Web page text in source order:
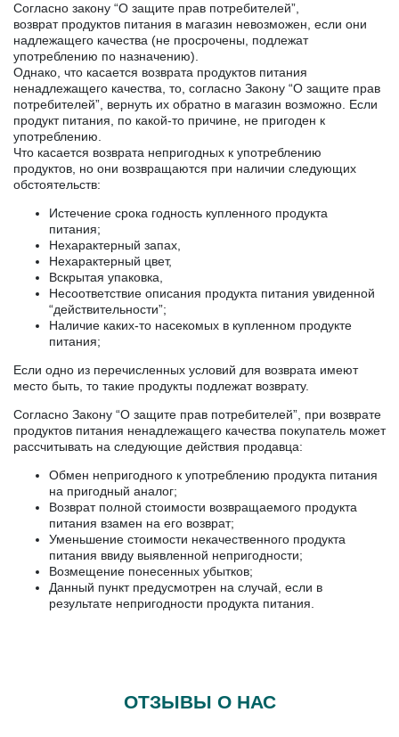
Согласно закону “О защите прав потребителей”,
возврат продуктов питания в магазин невозможен, если они
надлежащего качества (не просрочены, подлежат
употреблению по назначению).
Однако, что касается возврата продуктов питания
ненадлежащего качества, то, согласно Закону “О защите прав
потребителей”, вернуть их обратно в магазин возможно. Если
продукт питания, по какой-то причине, не пригоден к
употреблению.
Что касается возврата непригодных к употреблению
продуктов, но они возвращаются при наличии следующих
обстоятельств:
Истечение срока годность купленного продукта
питания;
Нехарактерный запах,
Нехарактерный цвет,
Вскрытая упаковка,
Несоответствие описания продукта питания увиденной
“действительности”;
Наличие каких-то насекомых в купленном продукте
питания;
Если одно из перечисленных условий для возврата имеют
место быть, то такие продукты подлежат возврату.
Согласно Закону “О защите прав потребителей”, при возврате
продуктов питания ненадлежащего качества покупатель может
рассчитывать на следующие действия продавца:
Обмен непригодного к употреблению продукта питания
на пригодный аналог;
Возврат полной стоимости возвращаемого продукта
питания взамен на его возврат;
Уменьшение стоимости некачественного продукта
питания ввиду выявленной непригодности;
Возмещение понесенных убытков;
Данный пункт предусмотрен на случай, если в
результате непригодности продукта питания.
ОТЗЫВЫ О НАС